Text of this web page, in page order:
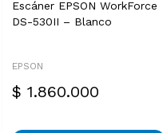
Escáner EPSON WorkForce
DS-530II – Blanco
EPSON
$ 1.860.000